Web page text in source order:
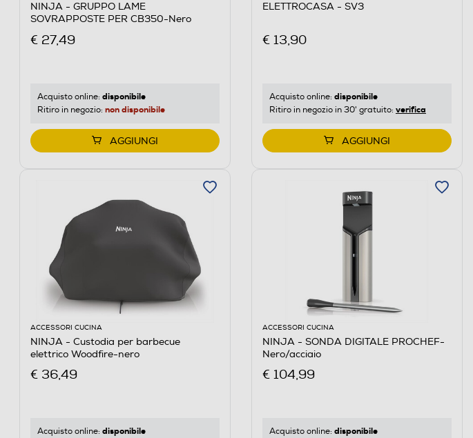
NINJA - GRUPPO LAME
SOVRAPPOSTE PER CB350-Nero
€ 27,49
Acquisto online: disponibile
Ritiro in negozio: non disponibile
AGGIUNGI
ELETTROCASA - SV3
€ 13,90
Acquisto online: disponibile
Ritiro in negozio in 30' gratuito: verifica
AGGIUNGI
ACCESSORI CUCINA
NINJA - Custodia per barbecue
elettrico Woodfire-nero
€ 36,49
Acquisto online: disponibile
ACCESSORI CUCINA
NINJA - SONDA DIGITALE PROCHEF-
Nero/acciaio
€ 104,99
Acquisto online: disponibile